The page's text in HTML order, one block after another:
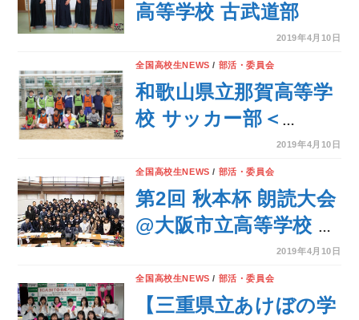
高等学校 古武道部
2019年4月10日
全国高校生NEWS / 部活・委員会
和歌山県立那賀高等学
校 サッカー部＜
Supported by
MATCH Season8＞
2019年4月10日
全国高校生NEWS / 部活・委員会
第2回 秋本杯 朗読大会
@大阪市立高等学校 セ
2019.03.24
2019年4月10日
全国高校生NEWS / 部活・委員会
【三重県立あけぼの学